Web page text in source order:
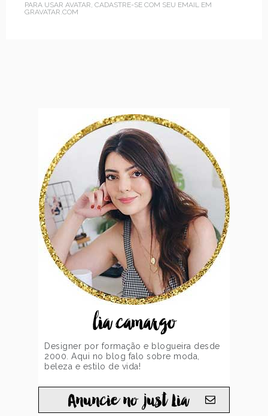
PARA USAR AVATAR, CADASTRE-SE COM SEU EMAIL EM
GRAVATAR.COM
lia camargo
Designer por formação e blogueira desde
2000. Aqui no blog falo sobre moda,
beleza e estilo de vida!
Anuncie no just Lia